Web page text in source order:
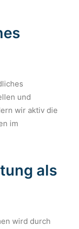
und
wir aktiv die
im
als
wird durch